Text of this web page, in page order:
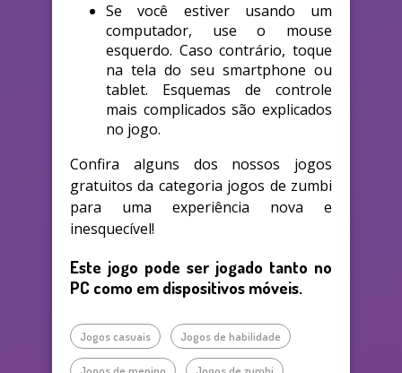
Se você estiver usando um
computador, use o mouse
esquerdo. Caso contrário, toque
na tela do seu smartphone ou
tablet. Esquemas de controle
mais complicados são explicados
no jogo.
Confira alguns dos nossos jogos
gratuitos da categoria jogos de zumbi
para uma experiência nova e
inesquecível!
Este jogo pode ser jogado tanto no
PC como em dispositivos móveis.
Jogos casuais Jogos de habilidade
Jogos de menino Jogos de zumbi